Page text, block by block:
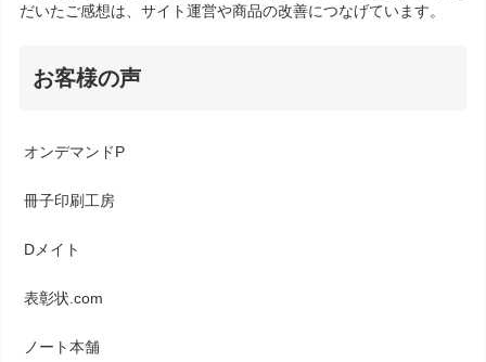
だいたご感想は、サイト運営や商品の改善につなげています。
お客様の声
オンデマンドP
冊子印刷工房
Dメイト
表彰状.com
ノート本舗